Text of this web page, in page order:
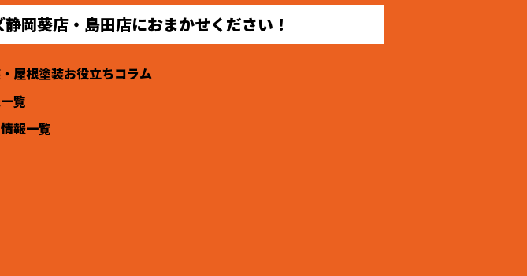
岡葵店・島田店におまかせください！
屋根塗装お役立ちコラム
覧
報一覧